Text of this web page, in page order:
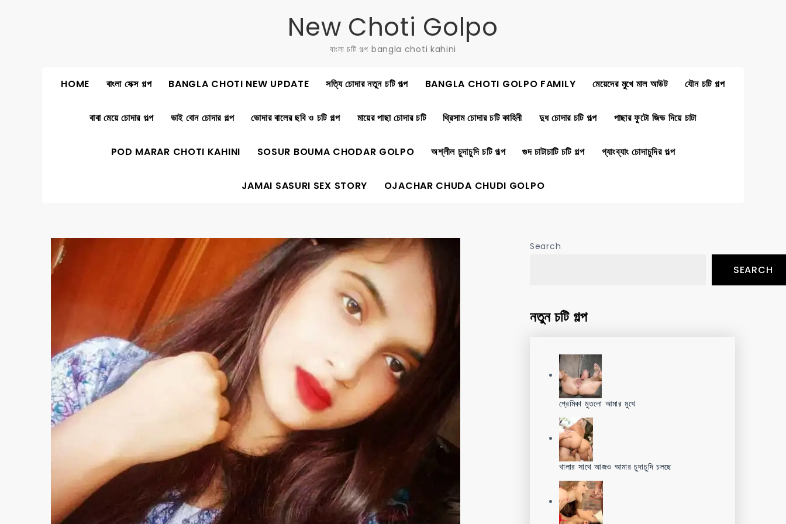
New Choti Golpo
বাংলা চটি গল্প bangla choti kahini
HOME বাংলা সেক্স গল্প BANGLA CHOTI NEW UPDATE সত্যি চোদার নতুন চটি গল্প BANGLA CHOTI GOLPO FAMILY মেয়েদের মুখে মাল আউট যৌন চটি গল্প
বাবা মেয়ে চোদার গল্প ভাই বোন চোদার গল্প ভোদার বালের ছবি ও চটি গল্প মায়ের পাছা চোদার চটি থ্রিসাম চোদার চটি কাহিনী দুধ চোদার চটি গল্প পাছার ফুটো জিভ দিয়ে চাটা
POD MARAR CHOTI KAHINI SOSUR BOUMA CHODAR GOLPO অশ্লীল চুদাচুদি চটি গল্প গুদ চাটাচাটি চটি গল্প গ্যাংব্যাং চোদাচুদির গল্প
JAMAI SASURI SEX STORY OJACHAR CHUDA CHUDI GOLPO
Search
SEARCH
নতুন চটি গল্প
প্রেমিকা মুতলো আমার মুখে
খালার সাথে আজও আমার চুদাচুদি চলছে